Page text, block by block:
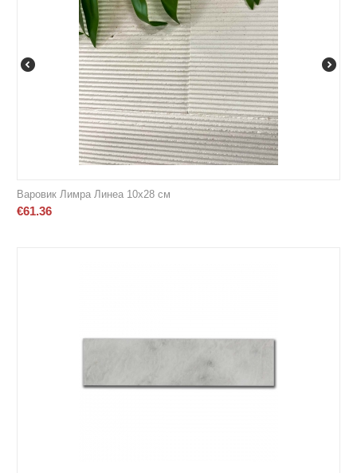
Варовик Лимра Линеа 10х28 см
€61.36